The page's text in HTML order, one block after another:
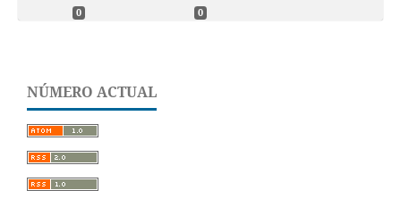
0 0
NÚMERO ACTUAL